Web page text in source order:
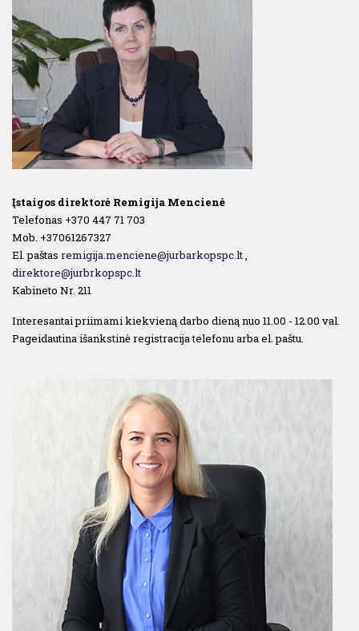
Įstaigos direktorė Remigija Mencienė
Telefonas +370 447 71 703
Mob. +37061267327
El. paštas remigija.menciene@jurbarkopspc.lt,
direktore@jurbrkopspc.lt
Kabineto Nr. 211
Interesantai priimami kiekvieną darbo dieną nuo 11.00 - 12.00 val.
Pageidautina išankstinė registracija telefonu arba el. paštu.